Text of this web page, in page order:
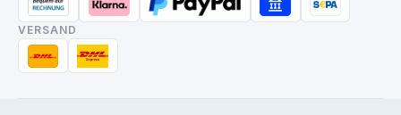
VERSAND